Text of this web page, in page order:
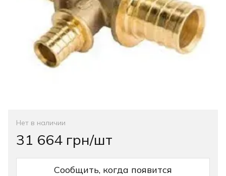
Нет в наличии
31 664 грн/шт
Сообщить, когда появится